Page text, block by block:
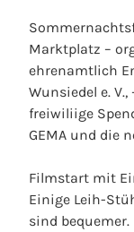
Marktplatz –
ehrenamtlich
Wunsiedel e.
freiwiliige
GEMA und die
Filmstart mit
Einige Leih-
sind bequemer.